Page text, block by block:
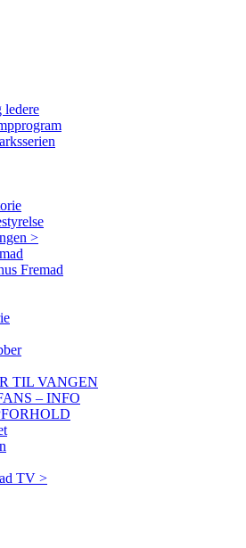
ledere
>
Fremad
TIL VANGEN
– INFO
TV >